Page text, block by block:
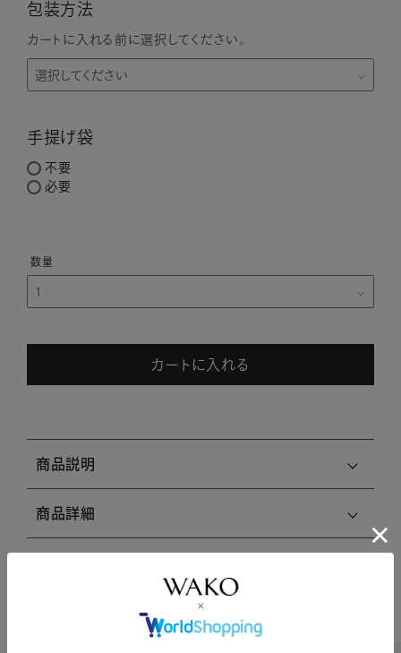
包装方法
カートに入れる前に選択してください。
手提げ袋
不要
必要
カートに入れる
商品説明
商品詳細